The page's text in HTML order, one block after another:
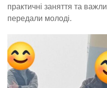
практичні заняття та
передали молоді.